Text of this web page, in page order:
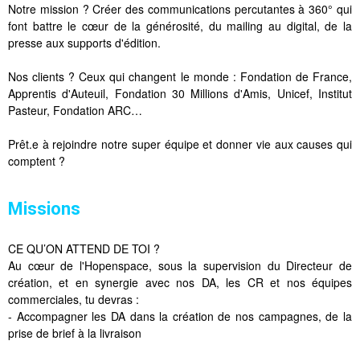
Notre mission ? Créer des communications percutantes à 360° qui
font battre le cœur de la générosité, du mailing au digital, de la
presse aux supports d'édition.
Nos clients ? Ceux qui changent le monde : Fondation de France,
Apprentis d'Auteuil, Fondation 30 Millions d'Amis, Unicef, Institut
Pasteur, Fondation ARC…
Prêt.e à rejoindre notre super équipe et donner vie aux causes qui
comptent ?
Missions
CE QU’ON ATTEND DE TOI ?
Au cœur de l'Hopenspace, sous la supervision du Directeur de
création, et en synergie avec nos DA, les CR et nos équipes
commerciales, tu devras :
- Accompagner les DA dans la création de nos campagnes, de la
prise de brief à la livraison